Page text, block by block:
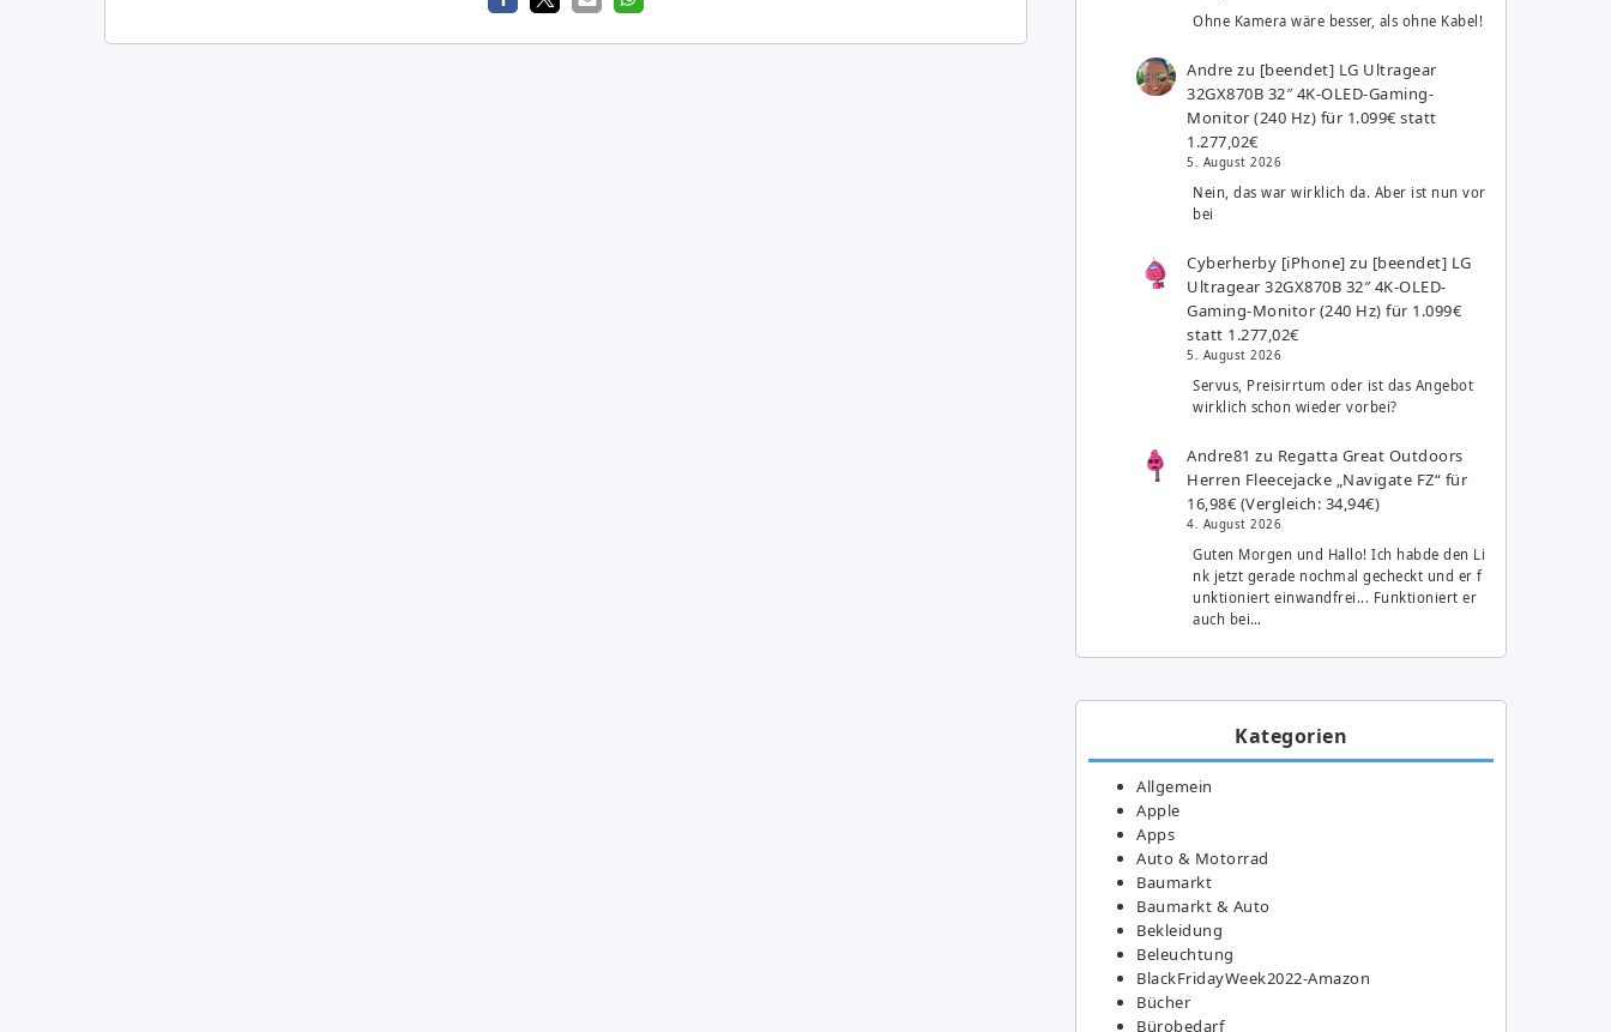
Ohne Kamera wäre besser, als ohne Kabel!
Andre zu [beendet] LG Ultragear
32GX870B 32″ 4K-OLED-Gaming-
Monitor (240 Hz) für 1.099€ statt
1.277,02€
5. August 2026
Nein, das war wirklich da. Aber ist nun vor
bei
Cyberherby [iPhone] zu [beendet] LG
Ultragear 32GX870B 32″ 4K-OLED-
Gaming-Monitor (240 Hz) für 1.099€
statt 1.277,02€
5. August 2026
Servus, Preisirrtum oder ist das Angebot
wirklich schon wieder vorbei?
Andre81 zu Regatta Great Outdoors
Herren Fleecejacke „Navigate FZ“ für
16,98€ (Vergleich: 34,94€)
4. August 2026
Guten Morgen und Hallo! Ich habde den Li
nk jetzt gerade nochmal gecheckt und er f
unktioniert einwandfrei... Funktioniert er
auch bei…
Kategorien
Allgemein
Apple
Apps
Auto & Motorrad
Baumarkt
Baumarkt & Auto
Bekleidung
Beleuchtung
BlackFridayWeek2022-Amazon
Bücher
Bürobedarf